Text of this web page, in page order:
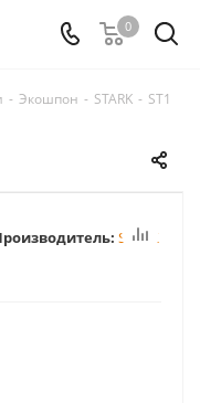
0
- Экошпон - STARK - ST1
STARK